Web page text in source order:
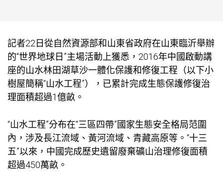
記者22日從自然資源部和山東省政府在山東臨沂舉辦
的“世界地球日”主場活動上獲悉，2016年中國啟動講
座的山水林田湖草沙一體化保護和修復工程（以下小
樹屋簡稱“山水工程”），已累計完成生態保護修復治
理面積超過1億畝。
“山水工程”分布在“三區四帶”國家生態安全格局范圍
內，涉及長江流域、黃河流域、青藏高原等。“十三
五”以來，中國完成歷史遺留廢棄礦山治理修復面積
超過450萬畝。